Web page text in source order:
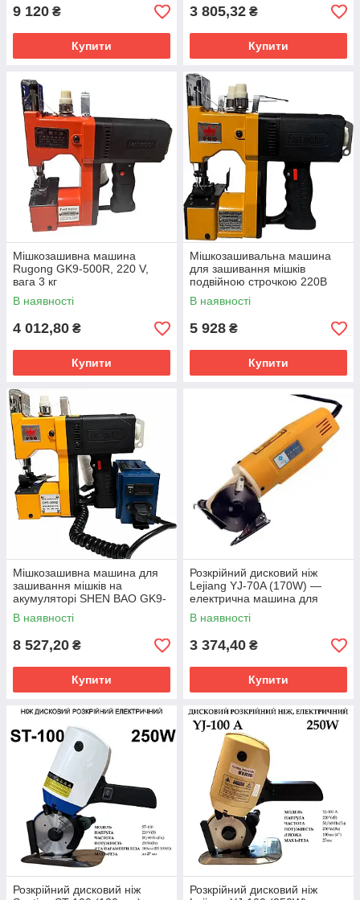
9 120 ₴
Купити
3 805,32 ₴
Купити
Мішкозашивна машина
Rugong GK9-500R, 220 V,
вага 3 кг
В наявності
4 012,80 ₴
Купити
Мішкозашивальна машина
для зашивання мішків
подвійною строчкою 220В
GK9-660
В наявності
5 928 ₴
Купити
Мішкозашивна машина для
зашивання мішків на
акумуляторі SHEN BAO GK9-
900
В наявності
8 527,20 ₴
Купити
Розкрійний дисковий ніж
Lejiang YJ-70A (170W) —
електрична машина для
тканини та шкіри, висота
крою 27 мм, Миколаїв
В наявності
3 374,40 ₴
Купити
Розкрійний дисковий ніж
Розкрійний дисковий ніж